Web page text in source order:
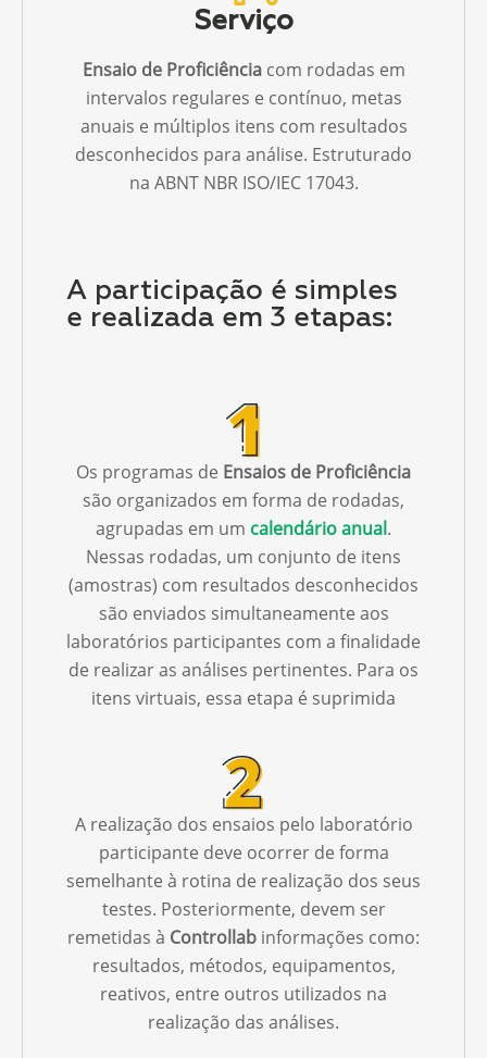
Serviço
Ensaio de Proficiênciacom rodadas em
intervalos regulares e contínuo, metas
anuais e múltiplos itens com resultados
desconhecidos para análise. Estruturado
na ABNT NBR ISO/IEC 17043.
A participação é simples
e realizada em 3 etapas:
Os programas de Ensaios de Proficiência
são organizados em forma de rodadas,
agrupadas em um calendário anual.
Nessas rodadas, um conjunto de itens
(amostras) com resultados desconhecidos
são enviados simultaneamente aos
laboratórios participantes com a finalidade
de realizar as análises pertinentes. Para os
itens virtuais, essa etapa é suprimida
A realização dos ensaios pelo laboratório
participante deve ocorrer de forma
semelhante à rotina de realização dos seus
testes. Posteriormente, devem ser
remetidas à Controllab informações como:
resultados, métodos, equipamentos,
reativos, entre outros utilizados na
realização das análises.